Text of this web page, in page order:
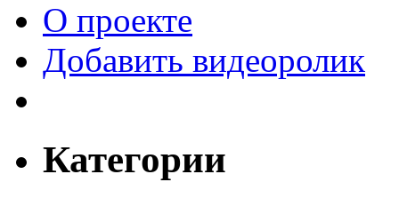
О проекте
Добавить видеоролик
Категории